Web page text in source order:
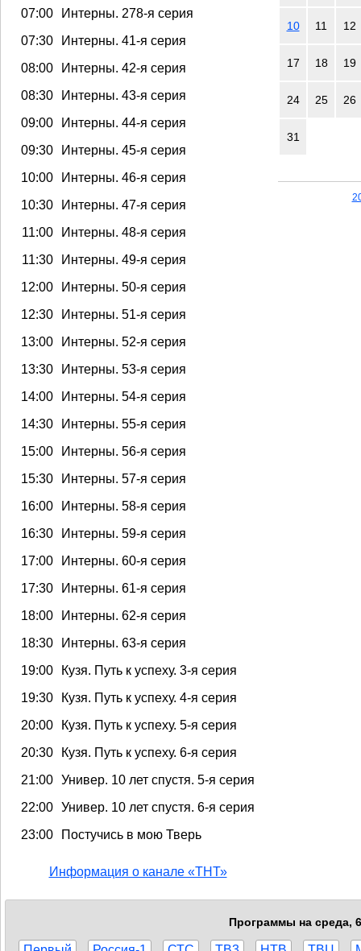
07:00
Интерны. 278-я серия
07:30
Интерны. 41-я серия
08:00
Интерны. 42-я серия
08:30
Интерны. 43-я серия
09:00
Интерны. 44-я серия
09:30
Интерны. 45-я серия
10:00
Интерны. 46-я серия
10:30
Интерны. 47-я серия
11:00
Интерны. 48-я серия
11:30
Интерны. 49-я серия
12:00
Интерны. 50-я серия
12:30
Интерны. 51-я серия
13:00
Интерны. 52-я серия
13:30
Интерны. 53-я серия
14:00
Интерны. 54-я серия
14:30
Интерны. 55-я серия
15:00
Интерны. 56-я серия
15:30
Интерны. 57-я серия
16:00
Интерны. 58-я серия
16:30
Интерны. 59-я серия
17:00
Интерны. 60-я серия
17:30
Интерны. 61-я серия
18:00
Интерны. 62-я серия
18:30
Интерны. 63-я серия
19:00
Кузя. Путь к успеху. 3-я серия
19:30
Кузя. Путь к успеху. 4-я серия
20:00
Кузя. Путь к успеху. 5-я серия
20:30
Кузя. Путь к успеху. 6-я серия
21:00 Универ. 10 лет спустя. 5-я серия
22:00 Универ. 10 лет спустя. 6-я серия
23:00
Постучись в мою Тверь
Информация о канале «ТНТ»
10 11 12
17 18 19
24 25 26
31
Программы на среда,